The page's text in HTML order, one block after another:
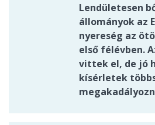
Lendületesen
állományok az
nyereség az
első félévben.
vittek el, de jó
kísérletek